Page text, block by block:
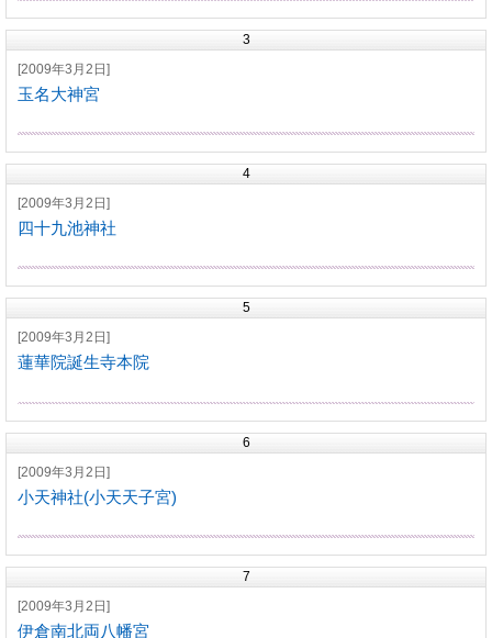
3
[2009年3月2日]
玉名大神宮
4
[2009年3月2日]
四十九池神社
5
[2009年3月2日]
蓮華院誕生寺本院
6
[2009年3月2日]
小天神社(小天天子宮)
7
[2009年3月2日]
伊倉南北両八幡宮